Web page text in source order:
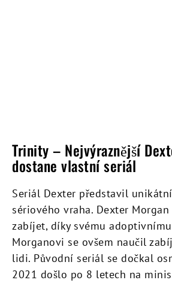
Trinity – Nejvýraznější
dostane vlastní seriál
Seriál Dexter představil
sériového vraha. Dexter
zabíjet, díky svému
Morganovi se ovšem naučil
lidi. Původní seriál se dočkal
2021 došlo po 8 letech na